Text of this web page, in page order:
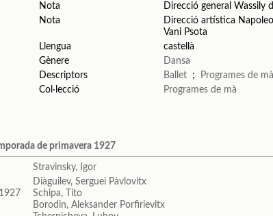
Nota
Direcció general
Nota
Direcció artística
Vani Psota
Llengua
castellà
Gènere
Dansa
Descriptors
Ballet ;
Programes de mà
Col·lecció
Programes de mà
de primavera 1927
Stravinsky, Igor
Diàguilev, Serguei Pàvlovitx
Schipa, Tito
Borodin, Aleksander Porfirievitx